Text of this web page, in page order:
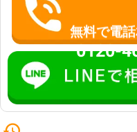
無料で電
0120-